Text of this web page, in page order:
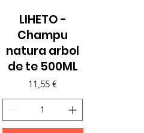
Vista rápida
LIHETO -
Champu
natura arbol
de te 500ML
Precio
11,55 €